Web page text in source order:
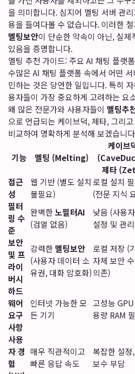
을 의미합니다. 심지어 멜팅 서버 관
용을 들여다볼 수 없습니다. 이러한
멜팅보안이 단순한 약속이 아닌, 실
있음을 증명합니다.
멜팅 추천 가이드: 주요 AI 채팅 플랫
수많은 AI 채팅 플랫폼 속에서 어떤
민하는 것은 당연한 일입니다. 특히
용자들이 가장 중요하게 고려하는 요
왜 많은 전문가와 사용자들이 멜팅추
으로 언급되는 케이브덕, 제타, 그리
비교하여 명확하게 분석해 보겠습니
기능
멜팅 (Melting)
케이브
제타
접근
성
웹 기반 (별도 설치
불필요)
로컬 설치
(전문 지식
필터
링 수
준
완벽한노필터AI
(검열 없음)
낮음 (사용
설정 및 관
보안
및 프
라이
버시
강력한 멜팅보안
(사용자 데이터 소
유권, 대화 암호화)
로컬 저장 (
자체 보안
의존)
하드
웨어
요구
사항
인터넷 가능한 모
든 기기
고성능
용량 RAM
사용
자 경
험
매우 직관적이고
빠른 응답 속도
복잡한 설정
보수 부담